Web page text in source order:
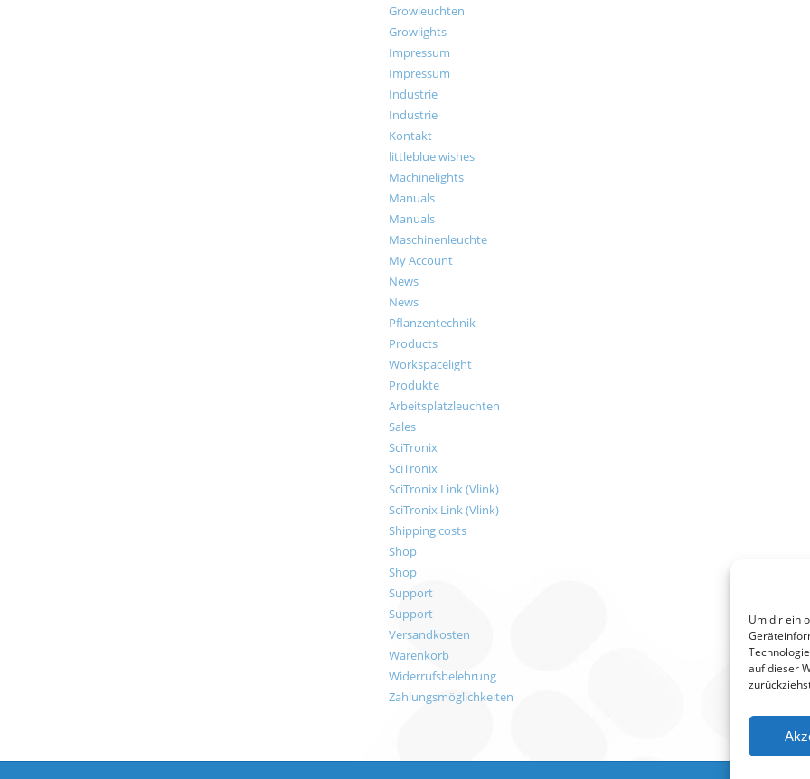
Um dir ein
auf dieser
Growleuchten
Growlights
Impressum
Impressum
Industrie
Industrie
Kontakt
littleblue wishes
Machinelights
Manuals
Manuals
Maschinenleuchte
My Account
News
News
Pflanzentechnik
Products
Workspacelight
Produkte
Arbeitsplatzleuchten
Sales
SciTronix
SciTronix
SciTronix Link (Vlink)
SciTronix Link (Vlink)
Shipping costs
Shop
Shop
Support
Support
Versandkosten
Warenkorb
Widerrufsbelehrung
Zahlungsmöglichkeiten